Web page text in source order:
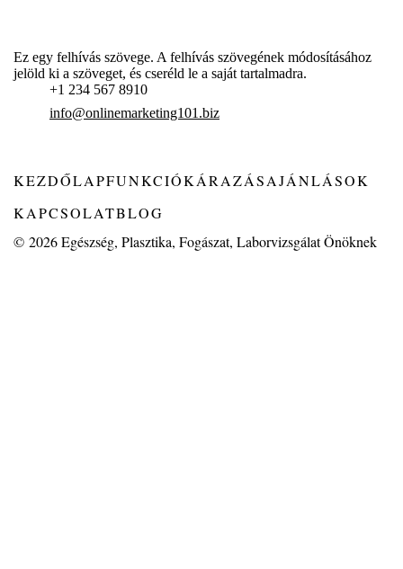
Ez egy felhívás szövege. A felhívás szövegének módosításához
jelöld ki a szöveget, és cseréld le a saját tartalmadra.
+1 234 567 8910
info@onlinemarketing101.biz
KEZDŐLAPFUNKCIÓKÁRAZÁSAJÁNLÁSOK
KAPCSOLATBLOG
© 2026Egészség, Plasztika, Fogászat, Laborvizsgálat Önöknek